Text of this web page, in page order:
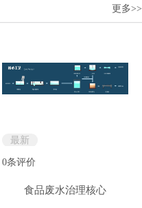
更多>>
最新
0条评价
食品废水治理核心